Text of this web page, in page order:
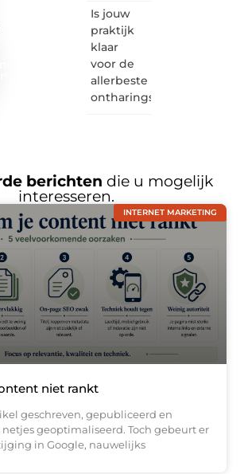
Is jouw
praktijk
klaar
voor de
allerbeste
ontharingslaser?
berichten die u mogelijk
interesseren.
INTERNET MARKETING
niet rankt
geschreven, gepubliceerd en
netjes geoptimaliseerd. Toch gebeurt er
in Google, nauwelijks